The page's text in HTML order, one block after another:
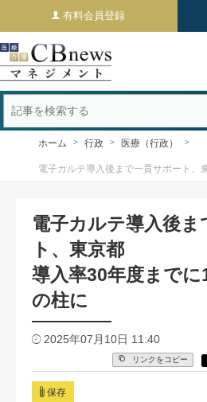
有料会員登録
ホーム 行政 医療（行政）
電子カルテ導入後まで一貫サポート、
電子カルテ導入後ま
ト、東京都
導入率30年度まで
の柱に
2025年07月10日 11:40
リンクをコピー
保存